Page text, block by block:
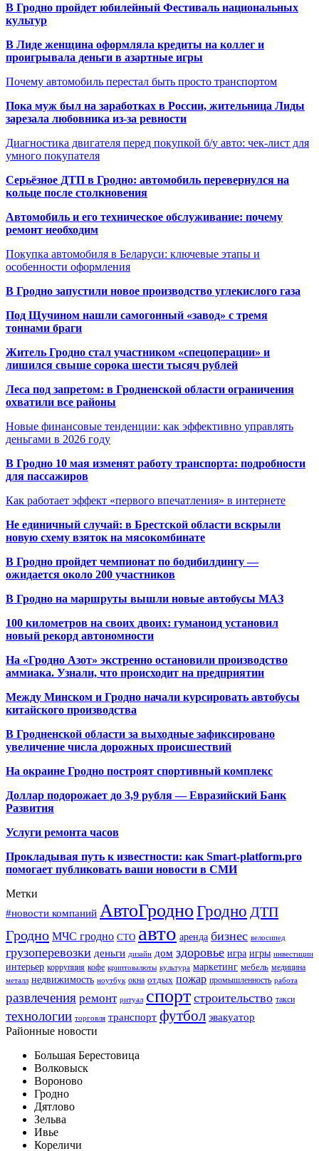
В Гродно пройдет юбилейный Фестиваль национальных
культур
В Лиде женщина оформляла кредиты на коллег и
проигрывала деньги в азартные игры
Почему автомобиль перестал быть просто транспортом
Пока муж был на заработках в России, жительница Лиды
зарезала любовника из-за ревности
Диагностика двигателя перед покупкой б/у авто: чек-лист для
умного покупателя
Серьёзное ДТП в Гродно: автомобиль перевернулся на
кольце после столкновения
Автомобиль и его техническое обслуживание: почему
ремонт необходим
Покупка автомобиля в Беларуси: ключевые этапы и
особенности оформления
В Гродно запустили новое производство углекислого газа
Под Щучином нашли самогонный «завод» с тремя
тоннами браги
Житель Гродно стал участником «спецоперации» и
лишился свыше сорока шести тысяч рублей
Леса под запретом: в Гродненской области ограничения
охватили все районы
Новые финансовые тенденции: как эффективно управлять
деньгами в 2026 году
В Гродно 10 мая изменят работу транспорта: подробности
для пассажиров
Как работает эффект «первого впечатления» в интернете
Не единичный случай: в Брестской области вскрыли
новую схему взяток на мясокомбинате
В Гродно пройдет чемпионат по бодибилдингу —
ожидается около 200 участников
В Гродно на маршруты вышли новые автобусы МАЗ
100 километров на своих двоих: гуманоид установил
новый рекорд автономности
На «Гродно Азот» экстренно остановили производство
аммиака. Узнали, что происходит на предприятии
Между Минском и Гродно начали курсировать автобусы
китайского производства
В Гродненской области за выходные зафиксировано
увеличение числа дорожных происшествий
На окраине Гродно построят спортивный комплекс
Доллар подорожает до 3,9 рубля — Евразийский Банк
Развития
Услуги ремонта часов
Прокладывая путь к известности: как Smart-platform.pro
помогает публиковать ваши новости в СМИ
Метки
#новости компаний АвтоГродноГродно ДТП
Гродно МЧС гродно СТО авто аренда бизнес велосипед
грузоперевозки деньги дизайн дом здоровье игра игры инвестиции
интерьер коррупция кофе криптовалюты культура маркетинг мебель медицина
металл недвижимость ноутбук окна отдых пожар промышленность работа
развлечения ремонт ритуал спорт строительство такси
технологии торговля транспорт футбол эвакуатор
Районные новости
Большая Берестовица
Волковыск
Вороново
Гродно
Дятлово
Зельва
Ивье
Кореличи